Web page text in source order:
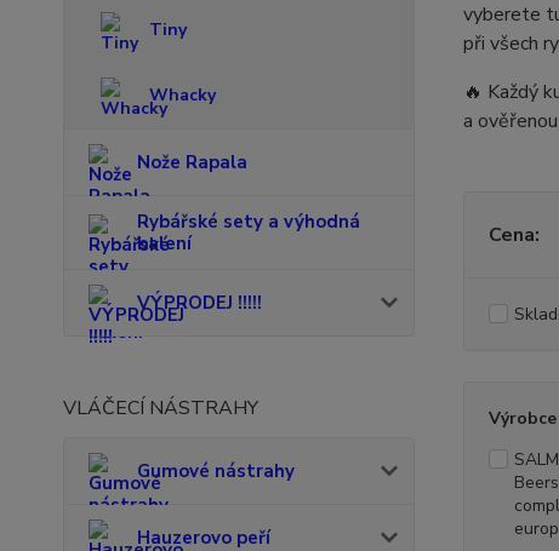
Tiny
Whacky
Nože Rapala
Rybářské sety a výhodná
balení
VÝPRODEJ !!!!!
VLÁČECÍ NÁSTRAHY
Gumové nástrahy
Hauzerovo peří
vyberete
při všech
🔥 Každý
a
Cena:
Výrobce